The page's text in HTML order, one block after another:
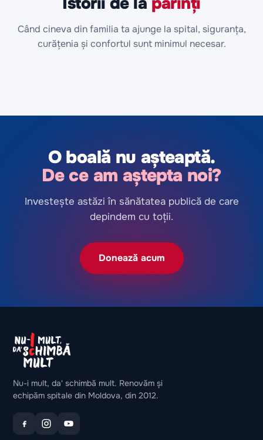
Când cineva din familia ta ajunge la spital, siguranța,
curățenia și confortul sunt minimul necesar.
O boală nu așteaptă.
De ce am aștepta noi?
Investește astăzi în sănătatea publică de care
depindem cu toții.
Donează acum
Nu-i mult, da' schimbă mult. Renovăm și
echipăm spitale din Moldova, din 2012.